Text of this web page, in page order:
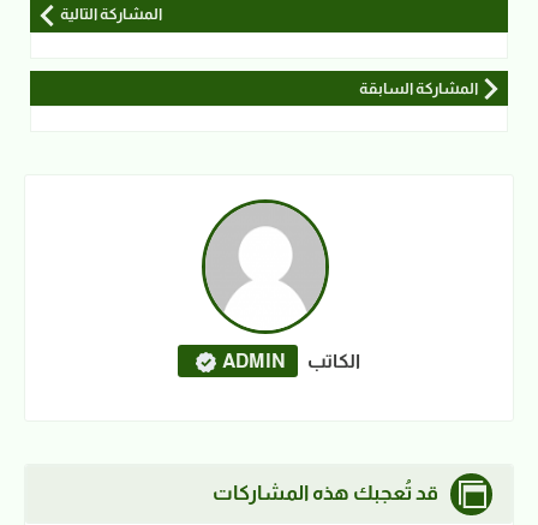
المشاركة التالية
المشاركة السابقة
الكاتب ADMIN
قد تُعجبك هذه المشاركات